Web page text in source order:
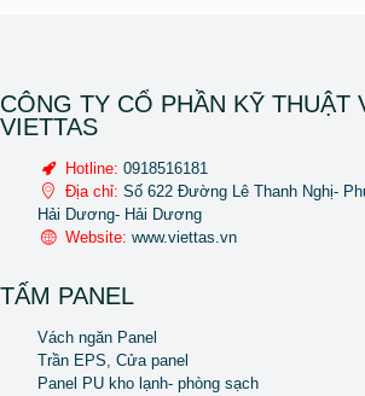
CÔNG TY CỔ PHẦN KỸ THUẬT
VIETTAS
Hotline: 0918516181
Địa chỉ: Số 622 Đường Lê Thanh Nghị-
Hải Dương- Hải Dương
Website: www.viettas.vn
TẤM PANEL
Vách ngăn Panel
Trần EPS, Cửa panel
Panel PU kho lạnh- phòng sạch